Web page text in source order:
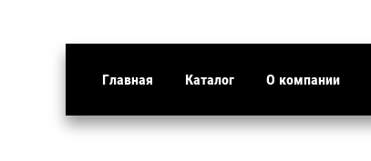
Главная Каталог О компании